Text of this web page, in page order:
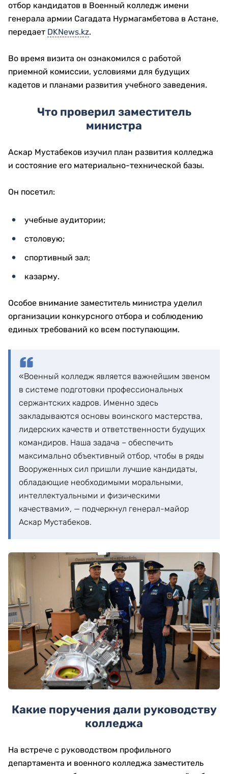
отбор кандидатов в Военный колледж имени
генерала армии Сагадата Нурмагамбетова в Астане,
передает DKNews.kz.
Во время визита он ознакомился с работой
приемной комиссии, условиями для будущих
кадетов и планами развития учебного заведения.
Что проверил заместитель
министра
Аскар Мустабеков изучил план развития колледжа
и состояние его материально-технической базы.
Он посетил:
учебные аудитории;
столовую;
спортивный зал;
казарму.
Особое внимание заместитель министра уделил
организации конкурсного отбора и соблюдению
единых требований ко всем поступающим.
«Военный колледж является важнейшим звеном
в системе подготовки профессиональных
сержантских кадров. Именно здесь
закладываются основы воинского мастерства,
лидерских качеств и ответственности будущих
командиров. Наша задача – обеспечить
максимально объективный отбор, чтобы в ряды
Вооруженных сил пришли лучшие кандидаты,
обладающие необходимыми моральными,
интеллектуальными и физическими
качествами», — подчеркнул генерал-майор
Аскар Мустабеков.
Какие поручения дали руководству
колледжа
На встрече с руководством профильного
департамента и военного колледжа заместитель